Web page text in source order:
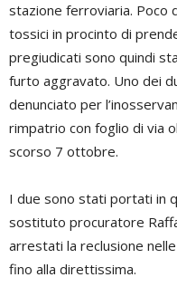
stazione ferroviaria. Poco
tossici in procinto di
pregiudicati sono quindi
furto aggravato. Uno dei
denunciato per
rimpatrio con foglio di via
scorso 7 ottobre.
I due sono stati portati in
sostituto procuratore
arrestati la reclusione
fino alla direttissima.